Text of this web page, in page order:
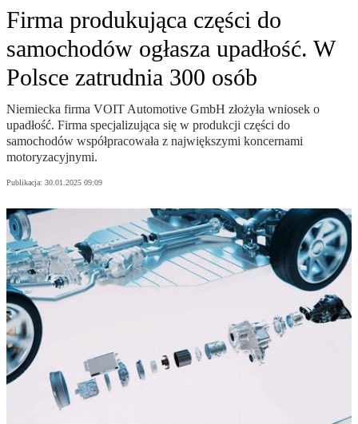
Firma produkująca części do
samochodów ogłasza upadłość. W
Polsce zatrudnia 300 osób
Niemiecka firma VOIT Automotive GmbH złożyła wniosek o
upadłość. Firma specjalizująca się w produkcji części do
samochodów współpracowała z największymi koncernami
motoryzacyjnymi.
Publikacja: 30.01.2025 09:09